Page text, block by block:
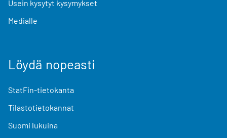
Usein kysytyt kysymykset
Medialle
Löydä nopeasti
StatFin-tietokanta
Tilastotietokannat
Suomi lukuina